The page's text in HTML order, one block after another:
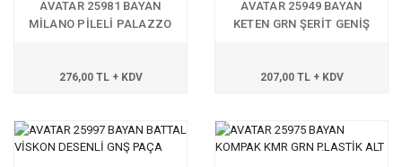
AVATAR 25981 BAYAN
MİLANO PİLELİ PALAZZO
276,00 TL + KDV
AVATAR 25949 BAYAN
KETEN GRN ŞERİT GENİŞ
207,00 TL + KDV